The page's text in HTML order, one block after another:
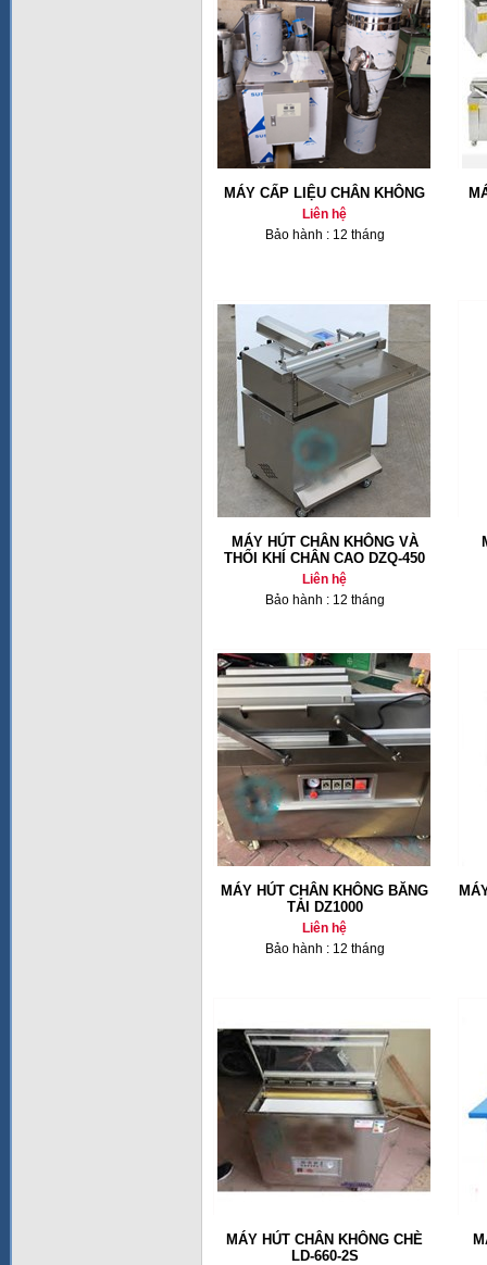
MÁY CẤP LIỆU CHÂN KHÔNG
Liên hệ
Bảo hành : 12 tháng
MÁY HÚT CHÂN KHÔNG VÀ
THỔI KHÍ CHÂN CAO DZQ-450
Liên hệ
Bảo hành : 12 tháng
MÁY HÚT CHÂN KHÔNG BĂNG
TẢI DZ1000
Liên hệ
Bảo hành : 12 tháng
MÁY HÚT CHÂN KHÔNG CHÈ
LD-660-2S